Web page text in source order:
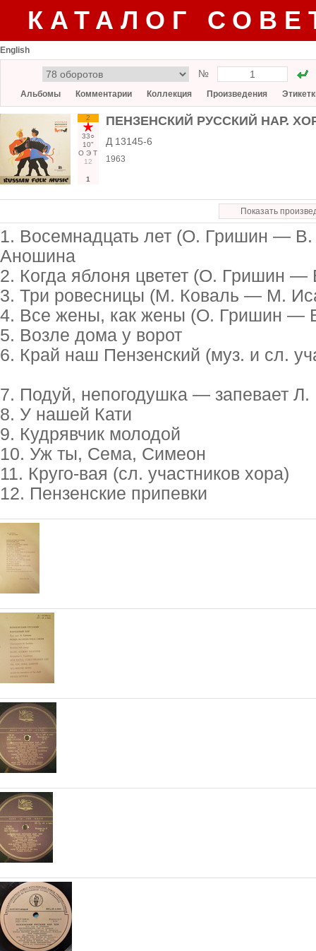
КАТАЛОГ
English
№
Альбомы Комментарии Коллекция Произведения
2
33○
10"
О Э Т
12
1
ПЕНЗЕНСКИЙ РУССКИЙ НАР.
Д 13145-6
1963
Показать
1. Восемнадцать лет (О. Гришин —
Аношина
2. Когда яблоня цветет (О. Гришин —
3. Три ровесницы (М. Коваль — М.
4. Все жены, как жены (О. Гришин —
5. Возле дома у ворот
6. Край наш Пензенский (муз. и сл.
7. Подуй, непогодушка — запевает Л.
8. У нашей Кати
9. Кудрявчик молодой
10. Уж ты, Сема, Симеон
11. Круго-вая (сл. участников хора)
12. Пензенские припевки